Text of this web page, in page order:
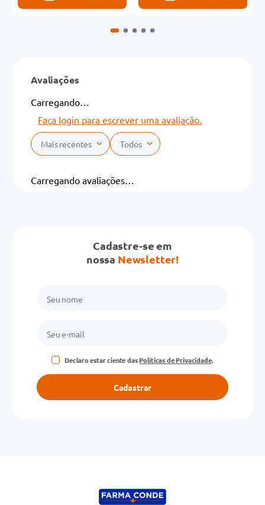
Avaliações
Carregando…
Faça login para escrever uma avaliação.
Mais recentes Todos
Carregando avaliações…
Cadastre-se em
nossa Newsletter!
Declaro estar ciente dasPolíticas de Privacidade.
Cadastrar